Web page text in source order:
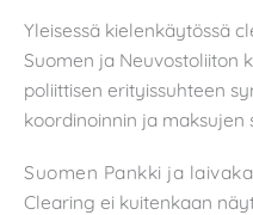
Yleisessä kielenkäytössä
Suomen ja Neuvostoliiton
poliittisen erityissuhteen
koordinoinnin ja maksujen
Suomen Pankki ja
Clearing ei kuitenkaan